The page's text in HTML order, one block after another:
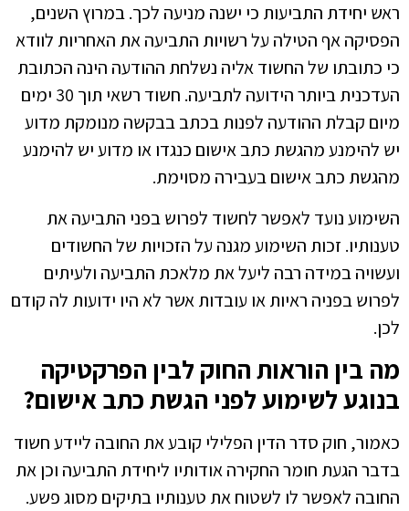
ראש יחידת התביעות כי ישנה מניעה לכך. במרוץ השנים,
הפסיקה אף הטילה על רשויות התביעה את האחריות לוודא
כי כתובתו של החשוד אליה נשלחת ההודעה הינה הכתובת
העדכנית ביותר הידועה לתביעה. חשוד רשאי תוך 30 ימים
מיום קבלת ההודעה לפנות בכתב בבקשה מנומקת מדוע
יש להימנע מהגשת כתב אישום כנגדו או מדוע יש להימנע
מהגשת כתב אישום בעבירה מסוימת.
השימוע נועד לאפשר לחשוד לפרוש בפני התביעה את
טענותיו. זכות השימוע מגנה על הזכויות של החשודים
ועשויה במידה רבה ליעל את מלאכת התביעה ולעיתים
לפרוש בפניה ראיות או עובדות אשר לא היו ידועות לה קודם
לכן.
מה בין הוראות החוק לבין הפרקטיקה
בנוגע לשימוע לפני הגשת כתב אישום?
כאמור, חוק סדר הדין הפלילי קובע את החובה ליידע חשוד
בדבר הגעת חומר החקירה אודותיו ליחידת התביעה וכן את
החובה לאפשר לו לשטוח את טענותיו בתיקים מסוג פשע.